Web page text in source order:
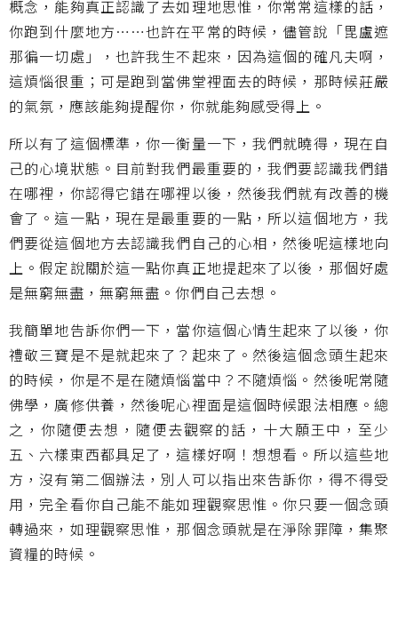
概念，能夠真正認識了去如理地思惟，你常常這樣的話，
你跑到什麼地方……也許在平常的時候，儘管說「毘盧遮
那徧一切處」，也許我生不起來，因為這個的確凡夫啊，
這煩惱很重；可是跑到當佛堂裡面去的時候，那時候莊嚴
的氣氛，應該能夠提醒你，你就能夠感受得上。
所以有了這個標準，你一衡量一下，我們就曉得，現在自
己的心境狀態。目前對我們最重要的，我們要認識我們錯
在哪裡，你認得它錯在哪裡以後，然後我們就有改善的機
會了。這一點，現在是最重要的一點，所以這個地方，我
們要從這個地方去認識我們自己的心相，然後呢這樣地向
上。假定說關於這一點你真正地提起來了以後，那個好處
是無窮無盡，無窮無盡。你們自己去想。
我簡單地告訴你們一下，當你這個心情生起來了以後，你
禮敬三寶是不是就起來了？起來了。然後這個念頭生起來
的時候，你是不是在隨煩惱當中？不隨煩惱。然後呢常隨
佛學，廣修供養，然後呢心裡面是這個時候跟法相應。總
之，你隨便去想，隨便去觀察的話，十大願王中，至少
五、六樣東西都具足了，這樣好啊！想想看。所以這些地
方，沒有第二個辦法，別人可以指出來告訴你，得不得受
用，完全看你自己能不能如理觀察思惟。你只要一個念頭
轉過來，如理觀察思惟，那個念頭就是在淨除罪障，集聚
資糧的時候。